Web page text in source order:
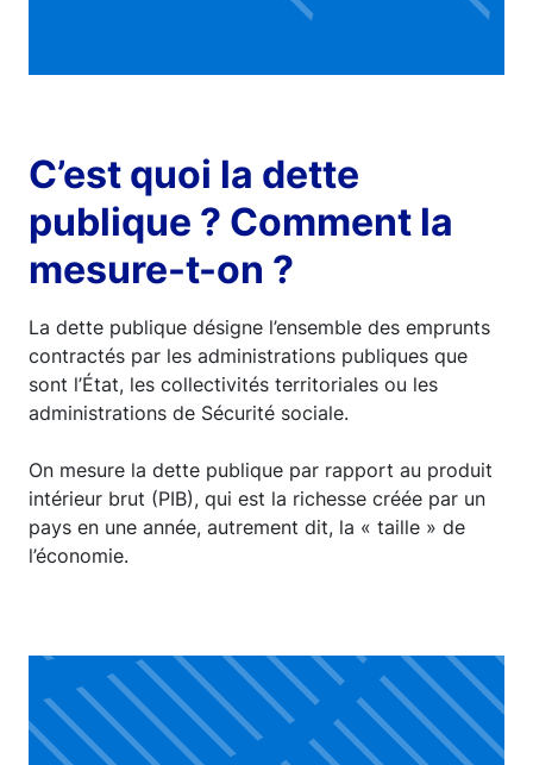
C’est quoi la dette
publique ? Comment la
mesure-t-on ?
La dette publique désigne l’ensemble des emprunts
contractés par les administrations publiques que
sont l’État, les collectivités territoriales ou les
administrations de Sécurité sociale.
On mesure la dette publique par rapport au produit
intérieur brut (PIB), qui est la richesse créée par un
pays en une année, autrement dit, la « taille » de
l’économie.